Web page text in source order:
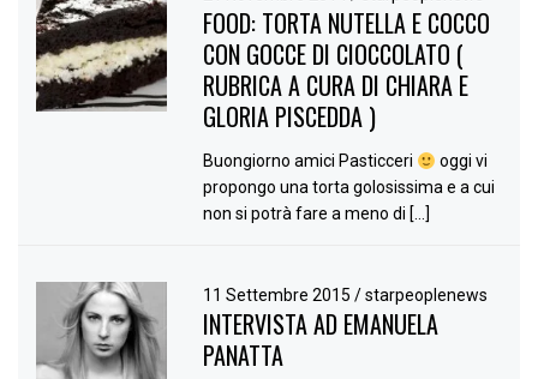
FOOD: TORTA NUTELLA E COCCO
CON GOCCE DI CIOCCOLATO (
RUBRICA A CURA DI CHIARA E
GLORIA PISCEDDA )
Buongiorno amici Pasticceri
oggi vi
propongo una torta golosissima e a cui
non si potrà fare a meno di […]
11 Settembre 2015/ starpeoplenews
INTERVISTA AD EMANUELA
PANATTA